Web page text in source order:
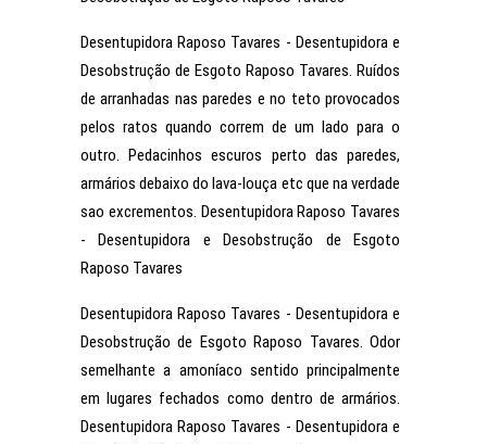
Desentupidora Raposo Tavares - Desentupidora e
Desobstrução de Esgoto Raposo Tavares. Ruídos
de arranhadas nas paredes e no teto provocados
pelos ratos quando correm de um lado para o
outro. Pedacinhos escuros perto das paredes,
armários debaixo do lava-louça etc que na verdade
sao excrementos. Desentupidora Raposo Tavares
- Desentupidora e Desobstrução de Esgoto
Raposo Tavares
Desentupidora Raposo Tavares - Desentupidora e
Desobstrução de Esgoto Raposo Tavares. Odor
semelhante a amoníaco sentido principalmente
em lugares fechados como dentro de armários.
Desentupidora Raposo Tavares - Desentupidora e